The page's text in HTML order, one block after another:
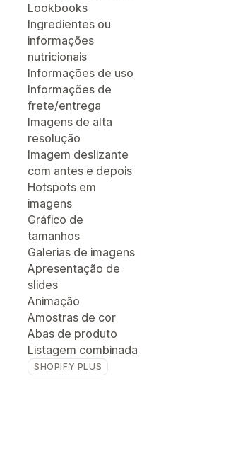
Lookbooks
Ingredientes ou
informações
nutricionais
Informações de uso
Informações de
frete/entrega
Imagens de alta
resolução
Imagem deslizante
com antes e depois
Hotspots em
imagens
Gráfico de
tamanhos
Galerias de imagens
Apresentação de
slides
Animação
Amostras de cor
Abas de produto
Listagem combinada
SHOPIFY PLUS